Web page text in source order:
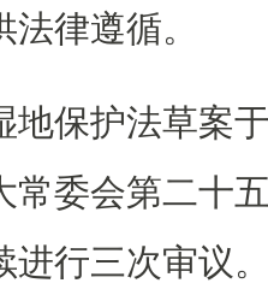
律遵循。
地保护法草案
常委会第二十
进行三次审议